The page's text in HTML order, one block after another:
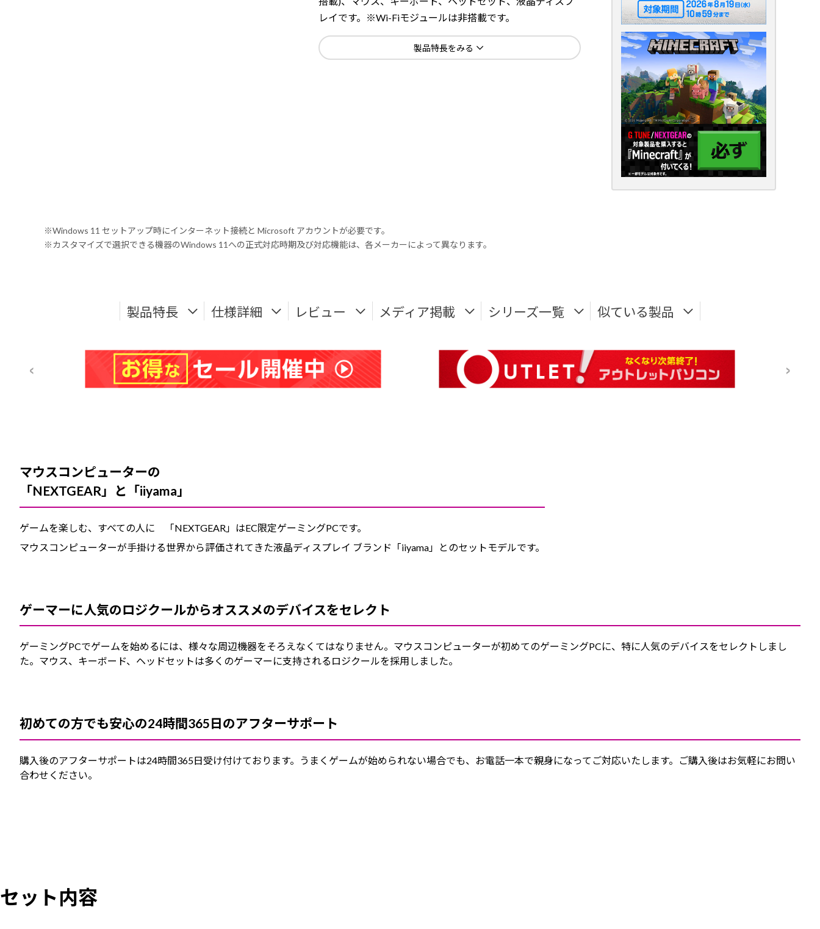
レイです。※Wi-Fiモジュールは非搭載です。
製品特長をみる
※Windows 11 セットアップ時にインターネット接続と Microsoft アカウントが必要です。
※カスタマイズで選択できる機器のWindows 11への正式対応時期及び対応機能は、各メーカーによって異なります。
製品特長 仕様詳細 レビュー メディア掲載 シリーズ一覧 似ている製品
マウスコンピューターの
「NEXTGEAR」と「iiyama」
ゲームを楽しむ、すべての人に 「NEXTGEAR」はEC限定ゲーミングPCです。
マウスコンピューターが手掛ける世界から評価されてきた液晶ディスプレイ ブランド「iiyama」とのセットモデルです。
ゲーマーに人気のロジクールからオススメのデバイスをセレクト
ゲーミングPCでゲームを始めるには、様々な周辺機器をそろえなくてはなりません。マウスコンピューターが初めてのゲーミングPCに、特に人気のデバイスをセレクトしまし
た。マウス、キーボード、ヘッドセットは多くのゲーマーに支持されるロジクールを採用しました。
初めての方でも安心の24時間365日のアフターサポート
購入後のアフターサポートは24時間365日受け付けております。うまくゲームが始められない場合でも、お電話一本で親身になってご対応いたします。ご購入後はお気軽にお問い
合わせください。
セット内容